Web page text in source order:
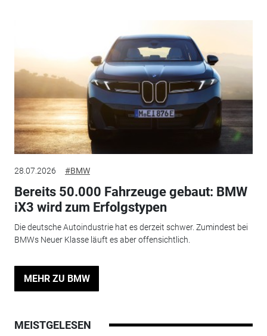
28.07.2026 #BMW
Bereits 50.000 Fahrzeuge gebaut: BMW
iX3 wird zum Erfolgstypen
Die deutsche Autoindustrie hat es derzeit schwer. Zumindest bei
BMWs Neuer Klasse läuft es aber offensichtlich.
MEHR ZU BMW
MEISTGELESEN